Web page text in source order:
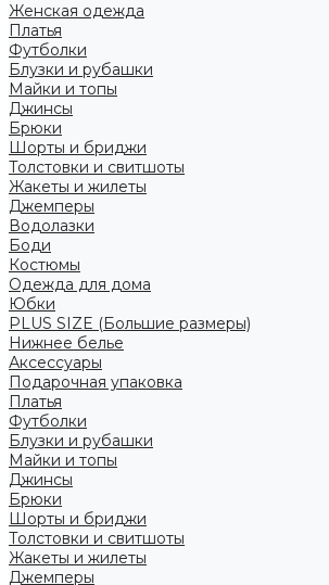
Женская одежда
Платья
Футболки
Блузки и рубашки
Майки и топы
Джинсы
Брюки
Шорты и бриджи
Толстовки и свитшоты
Жакеты и жилеты
Джемперы
Водолазки
Боди
Костюмы
Одежда для дома
Юбки
PLUS SIZE (Большие размеры)
Нижнее белье
Аксессуары
Подарочная упаковка
Платья
Футболки
Блузки и рубашки
Майки и топы
Джинсы
Брюки
Шорты и бриджи
Толстовки и свитшоты
Жакеты и жилеты
Джемперы